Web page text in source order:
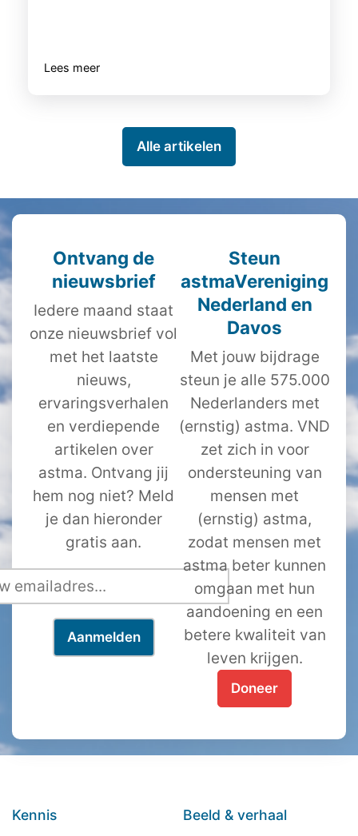
Lees meer
Alle artikelen
Ontvang de
nieuwsbrief
Iedere maand staat
onze nieuwsbrief vol
met het laatste
nieuws,
ervaringsverhalen
en verdiepende
artikelen over
astma. Ontvang jij
hem nog niet? Meld
je dan hieronder
gratis aan.
Steun
astmaVereniging
Nederland en
Davos
Met jouw bijdrage
steun je alle 575.000
Nederlanders met
(ernstig) astma. VND
zet zich in voor
ondersteuning van
mensen met
(ernstig) astma,
zodat mensen met
astma beter kunnen
omgaan met hun
aandoening en een
betere kwaliteit van
leven krijgen.
Doneer
Kennis Beeld & verhaal